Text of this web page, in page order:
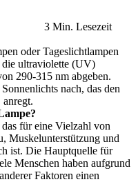
3 Min. Lesezeit
oder Tageslichtlampen
die ultraviolette (UV)
290-315 nm abgeben.
nach, das den
für eine Vielzahl von
Muskelunterstützung und
ist. Die Hauptquelle für
Menschen haben aufgrund
Faktoren einen